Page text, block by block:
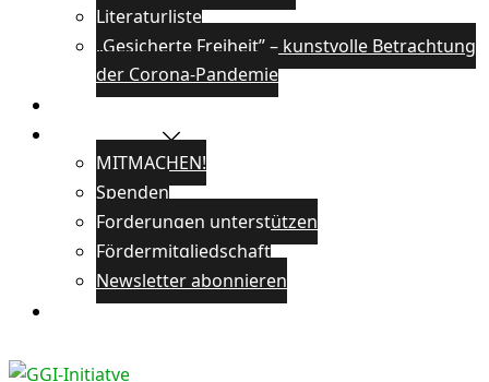
Literaturliste
„Gesicherte Freiheit” – kunstvolle Betrachtung
der Corona-Pandemie
Veranstaltungen
Unterstützen
MITMACHEN!
Spenden
Forderungen unterstützen
Fördermitgliedschaft
Newsletter abonnieren
Öffentlichkeitsarbeit